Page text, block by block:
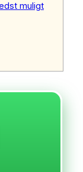
muligt